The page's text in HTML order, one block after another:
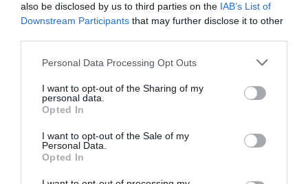
also be disclosed by us to third parties on the IAB’s List of
Downstream Participants that may further disclose it to other
Personal Data Processing Opt Outs
I want to opt-out of the Sharing of my
personal data.
Opted In
I want to opt-out of the Sale of my
Personal Data.
Opted In
min
Et alors ? Un avion flambant neuf va au tapis, et c’est
sert à rien ?
Si vous ne voulez pas que les pilotes soient
entièrement automatique, comme dans le métro, et
au moins vous ne serez plus responsable de rien,